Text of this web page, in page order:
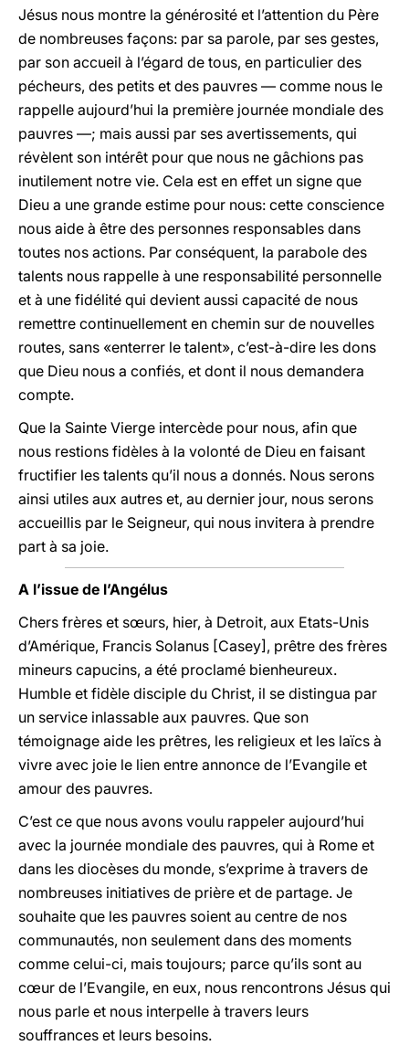
Jésus nous montre la générosité et l’attention du Père
de nombreuses façons: par sa parole, par ses gestes,
par son accueil à l’égard de tous, en particulier des
pécheurs, des petits et des pauvres — comme nous le
rappelle aujourd’hui la première journée mondiale des
pauvres —; mais aussi par ses avertissements, qui
révèlent son intérêt pour que nous ne gâchions pas
inutilement notre vie. Cela est en effet un signe que
Dieu a une grande estime pour nous: cette conscience
nous aide à être des personnes responsables dans
toutes nos actions. Par conséquent, la parabole des
talents nous rappelle à une responsabilité personnelle
et à une fidélité qui devient aussi capacité de nous
remettre continuellement en chemin sur de nouvelles
routes, sans «enterrer le talent», c’est-à-dire les dons
que Dieu nous a confiés, et dont il nous demandera
compte.
Que la Sainte Vierge intercède pour nous, afin que
nous restions fidèles à la volonté de Dieu en faisant
fructifier les talents qu’il nous a donnés. Nous serons
ainsi utiles aux autres et, au dernier jour, nous serons
accueillis par le Seigneur, qui nous invitera à prendre
part à sa joie.
A l’issue de l’Angélus
Chers frères et sœurs, hier, à Detroit, aux Etats-Unis
d’Amérique, Francis Solanus [Casey], prêtre des frères
mineurs capucins, a été proclamé bienheureux.
Humble et fidèle disciple du Christ, il se distingua par
un service inlassable aux pauvres. Que son
témoignage aide les prêtres, les religieux et les laïcs à
vivre avec joie le lien entre annonce de l’Evangile et
amour des pauvres.
C’est ce que nous avons voulu rappeler aujourd’hui
avec la journée mondiale des pauvres, qui à Rome et
dans les diocèses du monde, s’exprime à travers de
nombreuses initiatives de prière et de partage. Je
souhaite que les pauvres soient au centre de nos
communautés, non seulement dans des moments
comme celui-ci, mais toujours; parce qu’ils sont au
cœur de l’Evangile, en eux, nous rencontrons Jésus qui
nous parle et nous interpelle à travers leurs
souffrances et leurs besoins.